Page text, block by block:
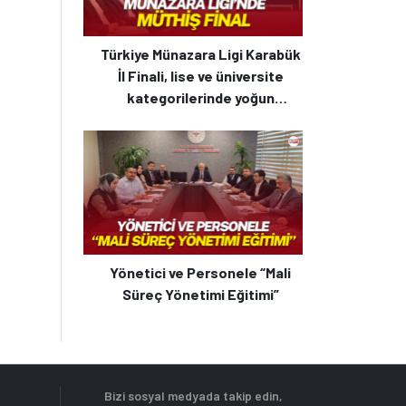
Türkiye Münazara Ligi Karabük
İl Finali, lise ve üniversite
kategorilerinde yoğun
Yönetici ve Personele “Mali
Süreç Yönetimi Eğitimi”
Bizi sosyal medyada takip edin,